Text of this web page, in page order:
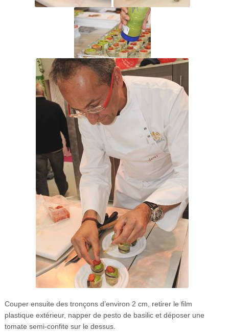
Couper ensuite des tronçons d’environ 2 cm, retirer le film
plastique extérieur, napper de pesto de basilic et déposer une
tomate semi-confite sur le dessus.